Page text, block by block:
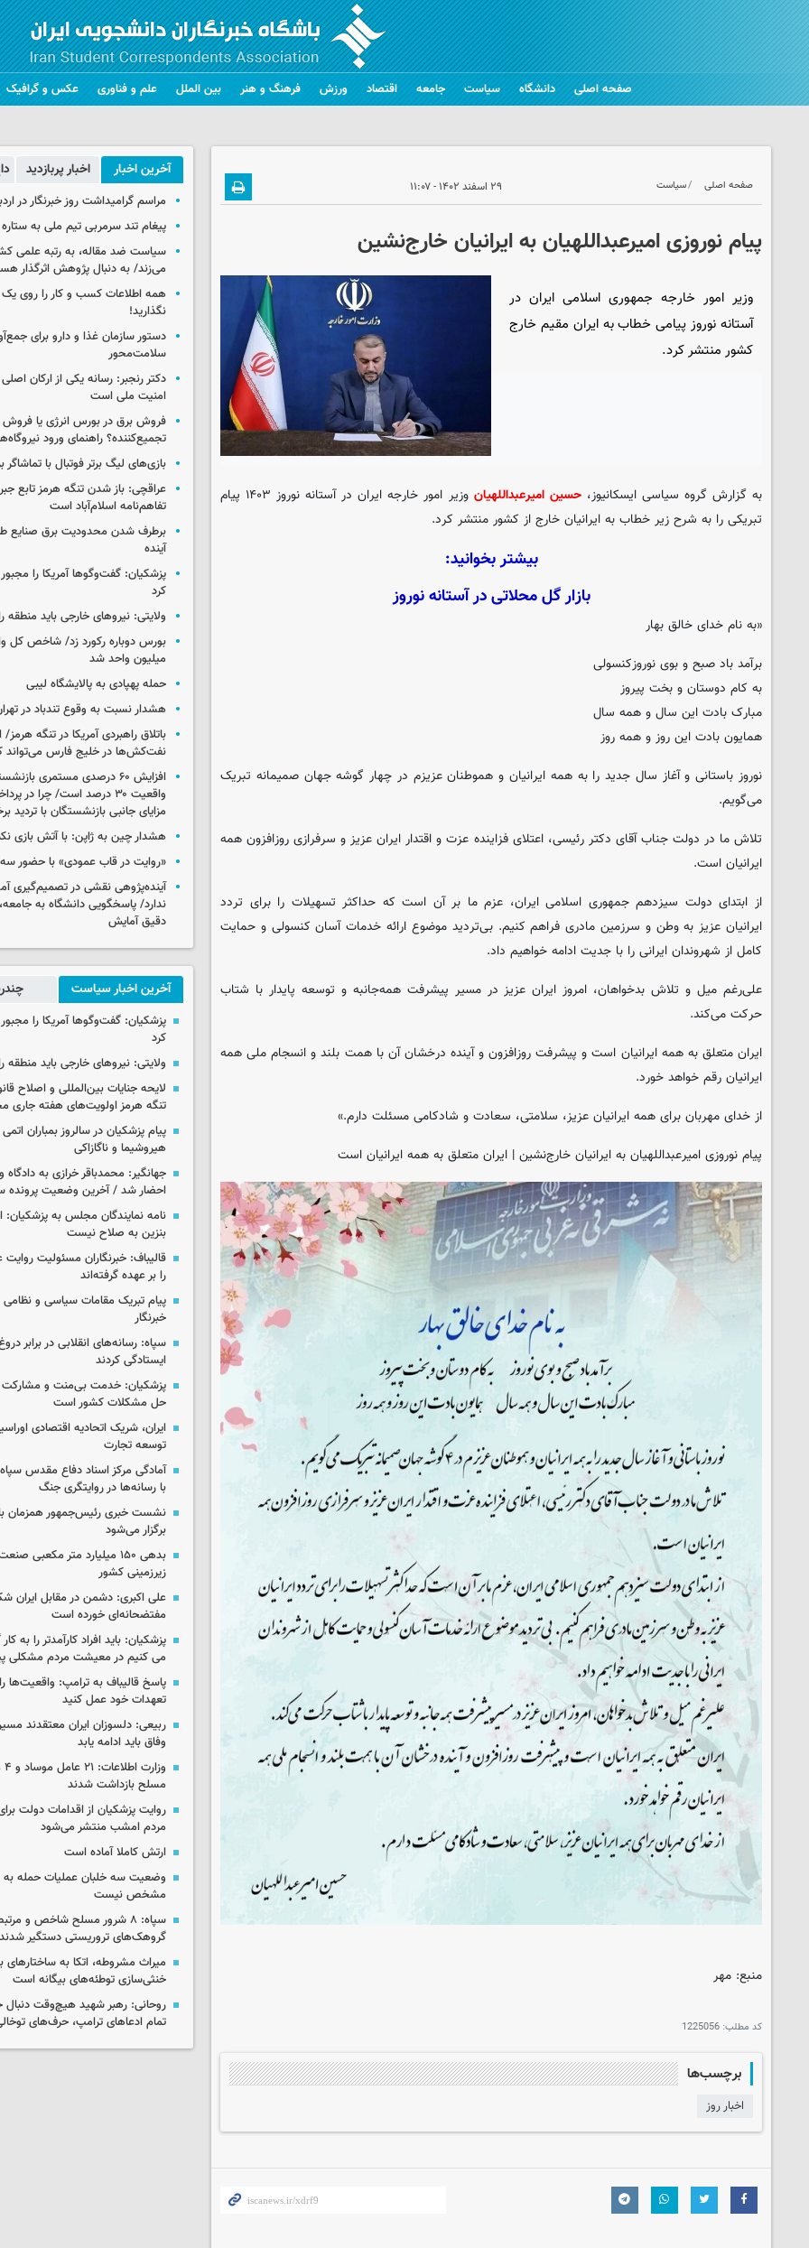
صفحه اصلی دانشگاه سیاست جامعه اقتصاد ورزش فرهنگ و هنر بین الملل علم و فناوری عکس و گرافیک
صفحه اصلی سیاست ۲۹ اسفند ۱۴۰۲ - ۱۱:۰۷
پیام نوروزی امیرعبداللهیان به ایرانیان خارج‌نشین
وزیر امور خارجه جمهوری اسلامی ایران در
آستانه نوروز پیامی خطاب به ایران مقیم خارج
کشور منتشر کرد.
به گزارش گروه سیاسیایسکانیوز،حسین امیرعبداللهیان
وزیر امور خارجه ایران در آستانه نوروز ۱۴۰۳ پیام
تبریکی را به شرح زیر خطاب به ایرانیان خارج از کشور منتشر کرد.
بیشتر بخوانید:
بازار گل محلاتی در آستانه نوروز
«به نام خدای خالق بهار
برآمد باد صبح و بوی نوروزکنسولی
به کام دوستان و بخت پیروز
مبارک بادت این سال و همه سال
همایون بادت این روز و همه روز
نوروز باستانی و آغاز سال جدید را به همه ایرانیان و هموطنان عزیزم در چهار گوشه جهان صمیمانه تبریک
می‌گویم.
تلاش ما در دولت جناب آقای دکتر رئیسی، اعتلای فزاینده عزت و اقتدار ایران عزیز و سرفرازی روزافزون همه
ایرانیان است.
از ابتدای دولت سیزدهم جمهوری اسلامی ایران، عزم ما بر آن است که حداکثر تسهیلات را برای تردد
ایرانیان عزیز به وطن و سرزمین مادری فراهم کنیم. بی‌تردید موضوع ارائه خدمات آسان کنسولی و حمایت
کامل از شهروندان ایرانی را با جدیت ادامه خواهیم داد.
علی‌رغم میل و تلاش بدخواهان، امروز ایران عزیز در مسیر پیشرفت همه‌جانبه و توسعه پایدار با شتاب
حرکت می‌کند.
ایران متعلق به همه ایرانیان است و پیشرفت روزافزون و آینده درخشان آن با همت بلند و انسجام ملی همه
ایرانیان رقم خواهد خورد.
از خدای مهربان برای همه ایرانیان عزیز، سلامتی، سعادت و شادکامی مسئلت دارم.»
پیام نوروزی امیرعبداللهیان به ایرانیان خارج‌نشین |‌ ایران متعلق به همه ایرانیان است
منبع: مهر
کد مطلب: 1225056
برچسب‌ها
اخبار روز
آخرین اخبار اخبار پربازدید
مراسم گرامیداشت روز خبرنگار در
پیغام تند سرمربی تیم ملی به
سیاست ضد مقاله، به رتبه علمی
می‌زند/ به دنبال پژوهش اثرگذار
همه اطلاعات کسب‌ و کار را روی
نگذارید!
سلامت‌محور
دکتر رنجبر: رسانه یکی از ارکان
امنیت ملی است
فروش برق در بورس انرژی یا فروش
تجمیع‌کننده؟ راهنمای ورود
بازی‌های لیگ برتر فوتبال با تماشاگر
عراقچی: باز شدن تنگه هرمز تابع
تفاهم‌نامه اسلام‌آباد است
برطرف شدن محدودیت‌ برق صنایع
آینده
پزشکیان: گفت‌وگوها آمریکا را
کرد
ولایتی: نیروهای خارجی باید منطقه
میلیون واحد شد
حمله پهپادی به پالایشگاه لیبی
هشدار نسبت به وقوع تندباد در
باتلاق راهبردی آمریکا در تنگه
نفت‌کش‌ها در خلیج فارس می‌تواند
افزایش ۶۰ درصدی مستمری‌
واقعیت ۳۰ درصد است/ چرا در
مزایای جانبی بازنشستگان با تردید
هشدار چین به ژاپن: با آتش بازی
«روایت در قاب عمودی» با حضور
آینده‌پژوهی نقشی در تصمیم‌گیری
ندارد/ پاسخگویی دانشگاه به
دقیق آمایش
آخرین اخبار سیاست
پزشکیان: گفت‌وگوها آمریکا را
کرد
ولایتی: نیروهای خارجی باید منطقه
لایحه جنایات بین‌المللی و اصلاح
تنگه هرمز اولویت‌های هفته جاری
پیام پزشکیان در سالروز بمباران
هیروشیما و ناگازاکی
جهانگیر: محمدباقر خرازی به دادگاه
احضار شد / آخرین وضعیت پرونده
نامه نمایندگان مجلس به
بنزین به صلاح نیست
قالیباف: خبرنگاران مسئولیت
را بر عهده گرفته‌اند
پیام تبریک مقامات سیاسی و
خبرنگار
سپاه: رسانه‌های انقلابی در برابر
ایستادگی کردند
پزشکیان: خدمت بی‌منت و مشارکت
حل مشکلات کشور است
ایران، شریک اتحادیه اقتصادی
توسعه تجارت
آمادگی مرکز اسناد دفاع مقدس
با رسانه‌ها در روایتگری جنگ
نشست خبری رئیس‌جمهور همزمان با
برگزار می‌شود
بدهی ۱۵۰ میلیارد متر مکعبی
زیرزمینی کشور
علی اکبری: دشمن در مقابل ایران
مفتضحانه‌ای خورده است
پزشکیان: باید افراد کارآمدتر را به
می کنیم در معیشت مردم مشکلی
پاسخ قالیباف به ترامپ: واقعیت‌ها
تعهدات خود عمل کنید
ربیعی: دلسوزان ایران معتقدند
وفاق باید ادامه یابد
مسلح بازداشت شدند
روایت پزشکیان از اقدامات دولت
مردم امشب منتشر می‌شود
ارتش کاملا آماده است
وضعیت سه خلبان عملیات حمله به
مشخص نیست
سپاه: ۸ شرور مسلح شاخص و
گروهک‌های تروریستی دستگیر شدند
میراث مشروطه، اتکا به ساختارهای
خنثی‌سازی توطئه‌های بیگانه است
روحانی: رهبر شهید هیچ‌وقت دنبال
تمام ادعاهای ترامپ، حرف‌های